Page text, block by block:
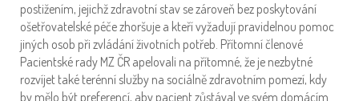
postižením, jejichž zdravotní stav se zároveň bez poskytování
ošetřovatelské péče zhoršuje a kteří vyžadují pravidelnou pomoc
jiných osob při zvládání životních potřeb. Přítomní členové
Pacientské rady MZ ČR apelovali na přítomné, že je nezbytné
rozvíjet také terénní služby na sociálně zdravotním pomezí, kdy
by mělo být preferencí, aby pacient zůstával ve svém domácím